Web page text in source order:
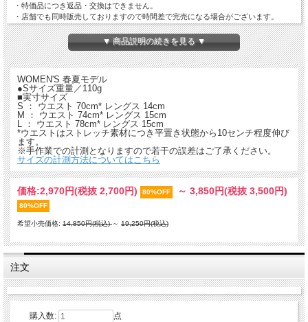
・特価品につき返品・交換はできません。
・店舗でも同時販売しておりますので時間差で完売になる場合がございます。
以上、予めご了承ください。
▼ 商品説明の続きを見る ▼
WOMEN'S 春夏モデル
●Sサイズ重量／110g
■実寸サイズ
S ： ウエスト 70cm* レングス 14cm
M ： ウエスト 74cm* レングス 15cm
L ： ウエスト 78cm* レングス 15cm
*ウエストはストレッチ素材につき平置き状態から10センチ程度伸び
ます。
※手作業での計測となりますので若干の誤差はご了承ください。
サイズの計測方法についてはこちら
価格:2,970円(税抜 2,700円) 80%OFF ～ 3,850円(税抜 3,500円)
80%OFF
希望小売価格: 14,850円(税込)～ 19,250円(税込)
注文
購入数: 点